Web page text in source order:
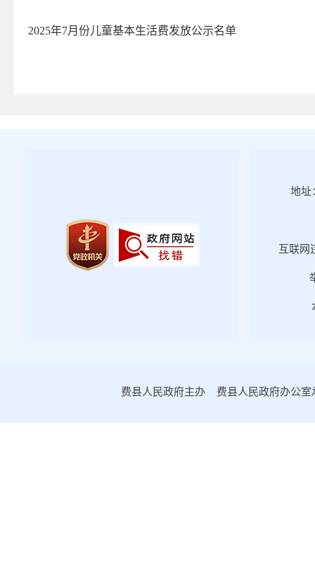
2025年7月份儿童基本生活费发放公示名单
地址
互联网
费县人民政府主办 费县人民政府办公